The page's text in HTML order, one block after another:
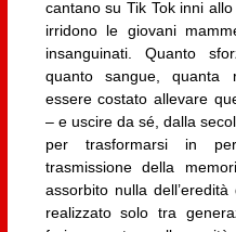
cantano su Tik Tok inni
irridono le giovani
insanguinati. Quanto
quanto sangue, quanta
essere costato allevare
– e uscire da sé, dalla
per trasformarsi in
trasmissione della
assorbito nulla
realizzato solo tra